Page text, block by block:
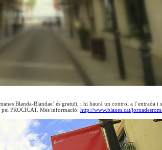
Blanda-Blandae’ és gratuït, i hi haurà un control a l’entrada
pel PROCICAT. Més informació: http://www.blanes.cat/